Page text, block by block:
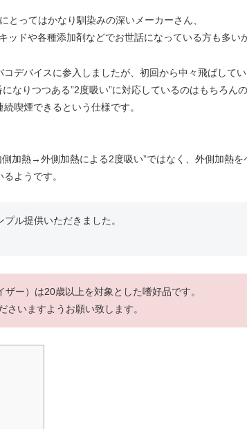
とってはかなり馴染みの深いメーカーさん、
ッドや各種添加剤などでお世話になっている方も多い
デバイスに参入しましたが、初回から中々飛ばしてい
なりつつある”2度吸い”に対応しているのはもちろん
喫煙できるという仕様です。
加熱→外側加熱による2度吸い”ではなく、外側加熱
ようです。
プル提供いただきました。
ー）は20歳以上を対象とした嗜好品です。
さいますようお願い致します。